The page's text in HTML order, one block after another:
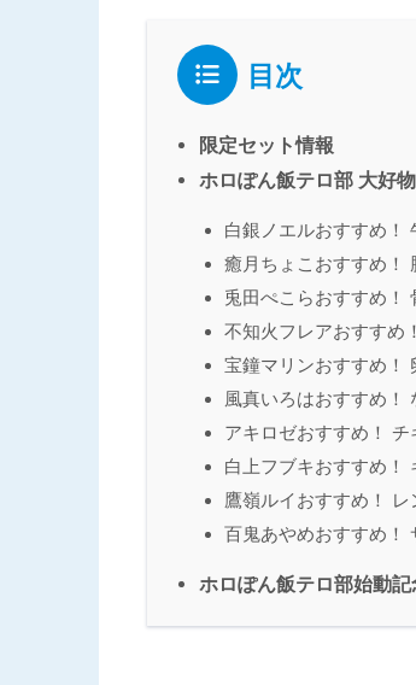
目次
限定セット情報
ホロぽん飯テロ部 大好
白銀ノエルおすすめ！
癒月ちょこおすすめ！
兎田ぺこらおすすめ！
不知火フレアおすすめ
宝鐘マリンおすすめ！
風真いろはおすすめ！
アキロゼおすすめ！ チ
白上フブキおすすめ！
鷹嶺ルイおすすめ！
百鬼あやめおすすめ！
ホロぽん飯テロ部始動記